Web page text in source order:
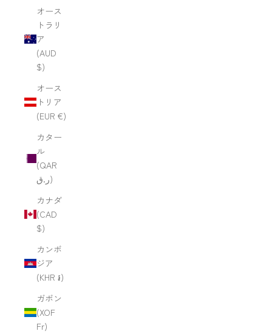
オース
トラリ
ア
(AUD
$)
オース
トリア
(EUR €)
カター
ル
(QAR
ر.ق)
カナダ
(CAD
$)
カンボ
ジア
(KHR ៛)
ガボン
(XOF
Fr)